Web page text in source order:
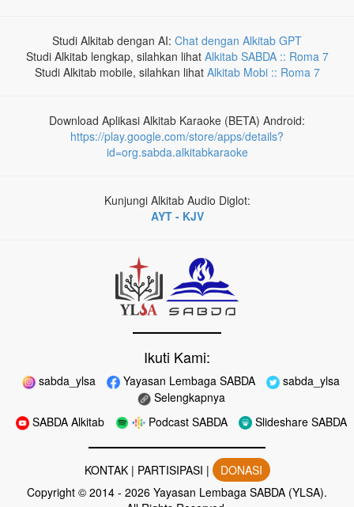
Studi Alkitab dengan AI: Chat dengan Alkitab GPT
Studi Alkitab lengkap, silahkan lihat Alkitab SABDA :: Roma 7
Studi Alkitab mobile, silahkan lihat Alkitab Mobi :: Roma 7
Download Aplikasi Alkitab Karaoke (BETA) Android:
https://play.google.com/store/apps/details?
id=org.sabda.alkitabkaraoke
Kunjungi Alkitab Audio Diglot:
AYT - KJV
Ikuti Kami:
sabda_ylsa Yayasan Lembaga SABDA
sabda_ylsa
Selengkapnya
SABDA Alkitab
Podcast SABDA Slideshare SABDA
KONTAK| PARTISIPASI |
DONASI
Copyright © 2014 - 2026 Yayasan Lembaga SABDA (YLSA).